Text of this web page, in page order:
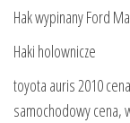
Hak wypinany Ford
Haki holownicze
toyota auris 2010
samochodowy cena,